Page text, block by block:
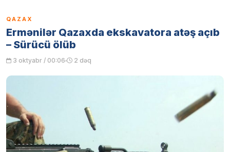
QAZAX
Ermənilər Qazaxda ekskavatora atəş açıb
– Sürücü ölüb
3 oktyabr / 00:06 2 dəq